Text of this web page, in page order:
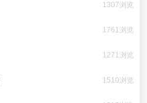
1307浏览
1761浏览
1271浏览
1510浏览